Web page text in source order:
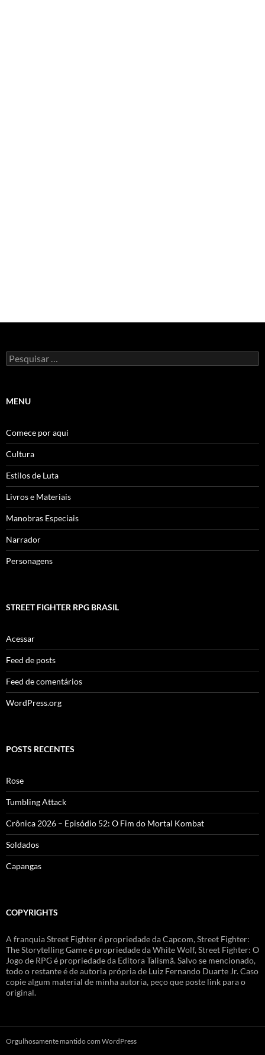
Pesquisar
por:
MENU
Comece por aqui
Cultura
Estilos de Luta
Livros e Materiais
Manobras Especiais
Narrador
Personagens
STREET FIGHTER RPG BRASIL
Acessar
Feed de posts
Feed de comentários
WordPress.org
POSTS RECENTES
Rose
Tumbling Attack
Crônica 2026 – Episódio 52: O Fim do Mortal Kombat
Soldados
Capangas
COPYRIGHTS
A franquia Street Fighter é propriedade da Capcom, Street Fighter:
The Storytelling Game é propriedade da White Wolf, Street Fighter: O
Jogo de RPG é propriedade da Editora Talismã. Salvo se mencionado,
todo o restante é de autoria própria de Luiz Fernando Duarte Jr. Caso
copie algum material de minha autoria, peço que poste link para o
original.
Orgulhosamente mantido com WordPress